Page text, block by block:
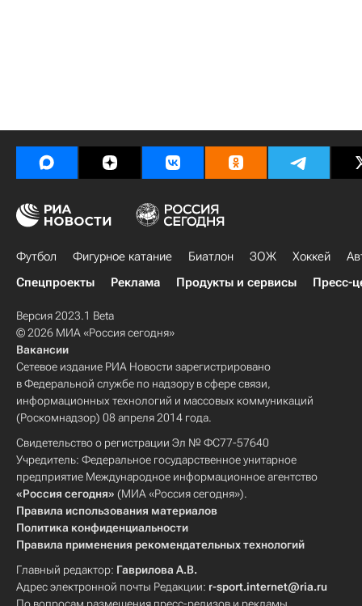
Футбол Фигурное катание Биатлон ЗОЖ Хоккей
Спецпроекты
Реклама Продукты и сервисы Пресс-
Версия 2023.1 Beta
© 2026 МИА «Россия сегодня»
Вакансии
Сетевое издание РИА Новости зарегистрировано
в Федеральной службе по надзору в сфере связи,
информационных технологий и массовых коммуникаций
(Роскомнадзор) 08 апреля 2014 года.
Свидетельство о регистрации Эл № ФС77-57640
Учредитель: Федеральное государственное унитарное
предприятие Международное информационное агентство
«Россия сегодня» (МИА «Россия сегодня»).
Правила использования материалов
Политика конфиденциальности
Правила применения рекомендательных технологий
Главный редактор: Гаврилова А.В.
Адрес электронной почты Редакции: r-sport.internet@ria.ru